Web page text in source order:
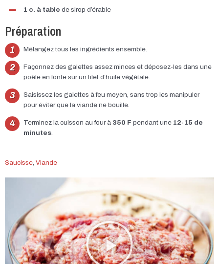
1 c. à table de sirop d’érable
Préparation
Mélangez tous les ingrédients ensemble.
Façonnez des galettes assez minces et déposez-les dans une
poêle en fonte sur un filet d’huile végétale.
Saisissez les galettes à feu moyen, sans trop les manipuler
pour éviter que la viande ne bouille.
Terminez la cuisson au four à 350 F pendant une 12-15 de
minutes
Saucisse, Viande